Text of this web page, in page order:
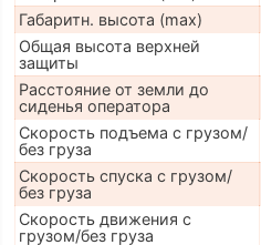
Габаритн. высота (max)
Общая высота верхней
защиты
Расстояние от земли до
сиденья оператора
Скорость подъема с грузом/
без груза
Скорость спуска с грузом/
без груза
Скорость движения с
грузом/без груза